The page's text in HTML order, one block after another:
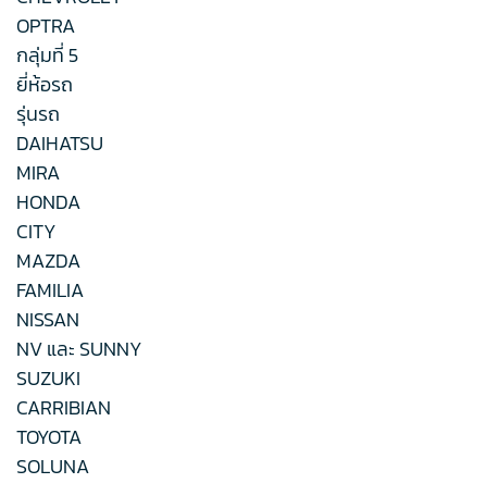
OPTRA
กลุ่มที่ 5
ยี่ห้อรถ
รุ่นรถ
DAIHATSU
MIRA
HONDA
CITY
MAZDA
FAMILIA
NISSAN
NV และ SUNNY
SUZUKI
CARRIBIAN
TOYOTA
SOLUNA